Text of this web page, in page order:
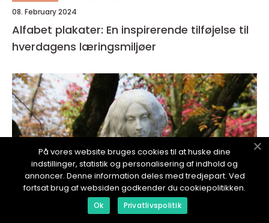
08. February 2024
Alfabet plakater: En inspirerende tilføjelse til
hverdagens læringsmiljøer
På vores website bruges cookies til at huske dine
indstillinger, statistik og personalisering af indhold og
annoncer. Denne information deles med tredjepart. Ved
fortsat brug af websiden godkender du cookiepolitikken.
Ok Privatlivspolitik